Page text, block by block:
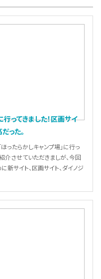
ってきました！区画サイ
った。
ったらかしキャンプ場」に行っ
介させていただきましが、今回
サイト、区画サイト、ダイノジ